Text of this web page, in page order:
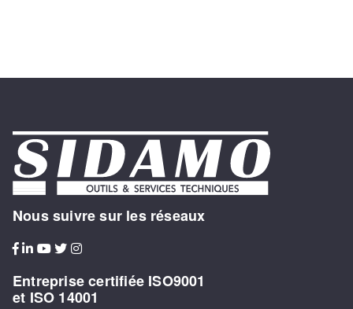
Nous suivre sur les réseaux
Entreprise certifiée ISO9001
et ISO 14001